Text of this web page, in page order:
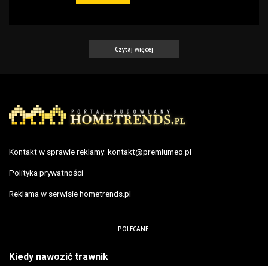
Czytaj więcej
Kontakt w sprawie reklamy: kontakt@premiumeo.pl
Polityka prywatności
Reklama w serwisie hometrends.pl
POLECANE:
Kiedy nawozić trawnik